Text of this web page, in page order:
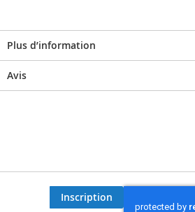
Plus d’information
Avis
Inscription